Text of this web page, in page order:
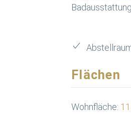
Flächen
Wohnfläche: